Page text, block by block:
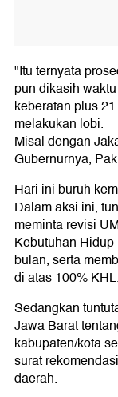
"Itu ternyata
pun dikasih
keberatan plus
melakukan lobi.
Misal dengan
Gubernurnya,
Hari ini buruh
Dalam aksi ini,
meminta revisi
Kebutuhan
bulan, serta
di atas 100% KHL.
Sedangkan
Jawa Barat
kabupaten/kota
surat
daerah.